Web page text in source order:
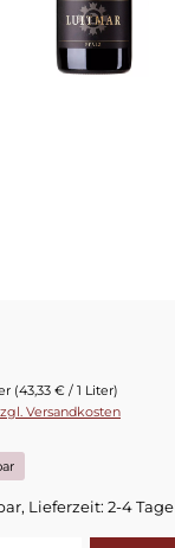
(43,33 € / 1 Liter)
Versandkosten
Lieferzeit: 2-4 Tage